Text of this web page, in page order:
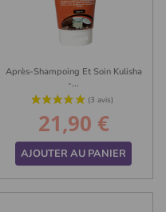
Après-Shampoing Et Soin Kulisha
-...
Prix
21,90 €
AJOUTER AU PANIER